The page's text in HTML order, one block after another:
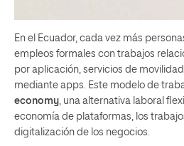
En el Ecuador, cada vez más
empleos formales con trabajos
por aplicación, servicios de
mediante apps. Este modelo de
economy , una alternativa laboral
economía de plataformas, los
digitalización de los negocios.